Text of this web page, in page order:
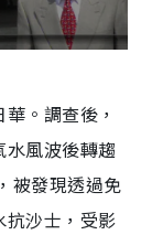
。調查後，
風波後轉趨
被發現透過免
抗沙士，受影